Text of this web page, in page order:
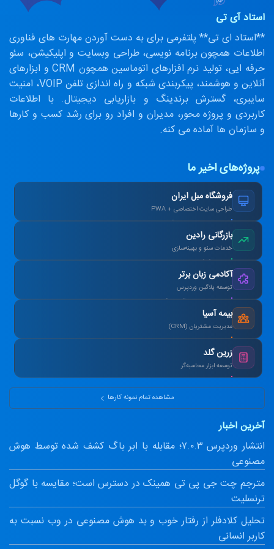
استاد آی تی
**استاد ای تی** پلتفرمی برای به دست آوردن مهارت های فناوری
اطلاعات همچون برنامه نویسی، طراحی وبسایت و اپلیکیشن، سئو
حرفه ایی، تولید نرم افزارهای اتوماسین همچون CRM و ابزارهای
آنلاین و هوشمند، پیکربندی شبکه و راه اندازی تلفن VOIP، امنیت
سایبری، گسترش برندینگ و بازاریابی دیجیتال. با اطلاعات
کاربردی و پروژه محور، مدیران و افراد رو برای رشد کسب و کارها
و سازمان ها آماده می کنه.
پروژه‌های اخیر ما
فروشگاه مبل ایران
طراحی سایت اختصاصی + PWA
بازرگانی رادین
خدمات سئو و بهینه‌سازی
آکادمی زبان برتر
توسعه پلاگین وردپرس
طراحی سیستم آزمون آنلاین و صدور کارنامه.
بیمه آسیا
مدیریت مشتریان (CRM)
یکپارچه‌سازی اطلاعات و اتوماسیون پیامک.
زرین گلد
توسعه ابزار محاسبه‌گر
ماشین‌حساب پیشرفته سود مرکب و طلا.
مشاهده تمام نمونه کارها
آخرین اخبار
انتشار وردپرس ۷.۰.۳؛ مقابله با ابر باگ کشف شده توسط هوش
مصنوعی
مترجم چت جی پی تی همینک در دسترس است؛ مقایسه با گوگل
ترنسلیت
تحلیل کلادفلر از رفتار خوب و بد هوش مصنوعی در وب نسبت به
کاربر انسانی